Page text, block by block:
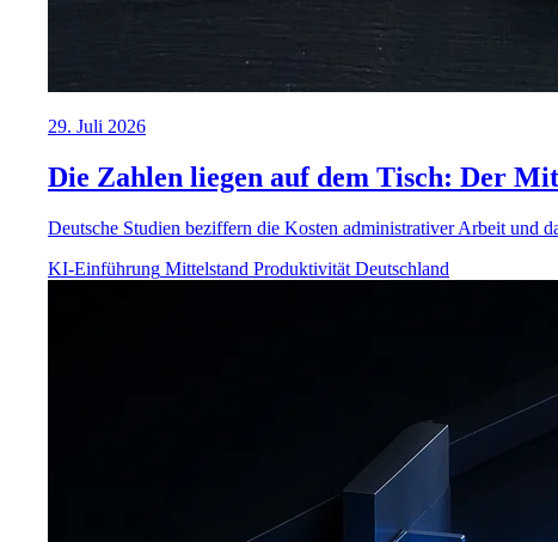
29. Juli 2026
Die Zahlen liegen auf dem Tisch: Der
Deutsche Studien beziffern die Kosten administrativer Arbeit und
KI-Einführung Mittelstand Produktivität Deutschland